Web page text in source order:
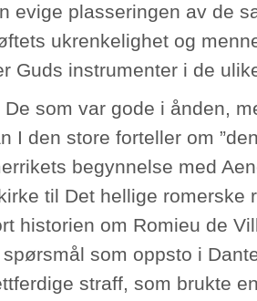
evige plasseringen av de
ukrenkelighet og
Guds instrumenter i de
De som var gode i ånden,
I den store forteller om
begynnelse med
til Det hellige romerske
historien om Romieu de
som oppsto i
straff, som brukte